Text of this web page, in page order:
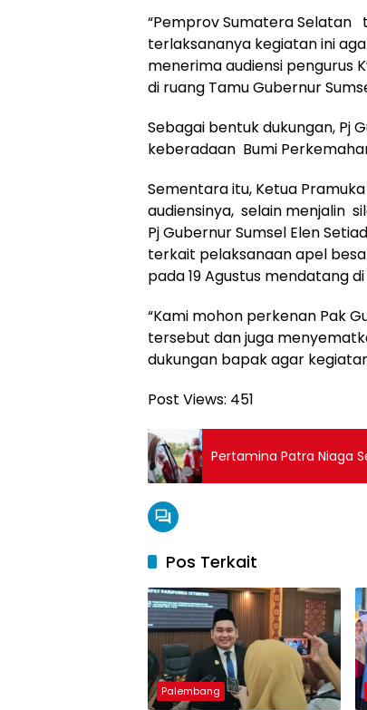
“Pemprov Sumatera Selatan
terlaksananya kegiatan ini
menerima audiensi pengurus
di ruang Tamu Gubernur
Sebagai bentuk dukungan, Pj
keberadaan Bumi
Sementara itu, Ketua
audiensinya, selain menjalin
Pj Gubernur Sumsel Elen
terkait pelaksanaan apel
pada 19 Agustus mendatang
“Kami mohon perkenan Pak
tersebut dan juga
dukungan bapak agar
Post Views: 451
Pertamina Patra Niaga
Pos Terkait
Palembang